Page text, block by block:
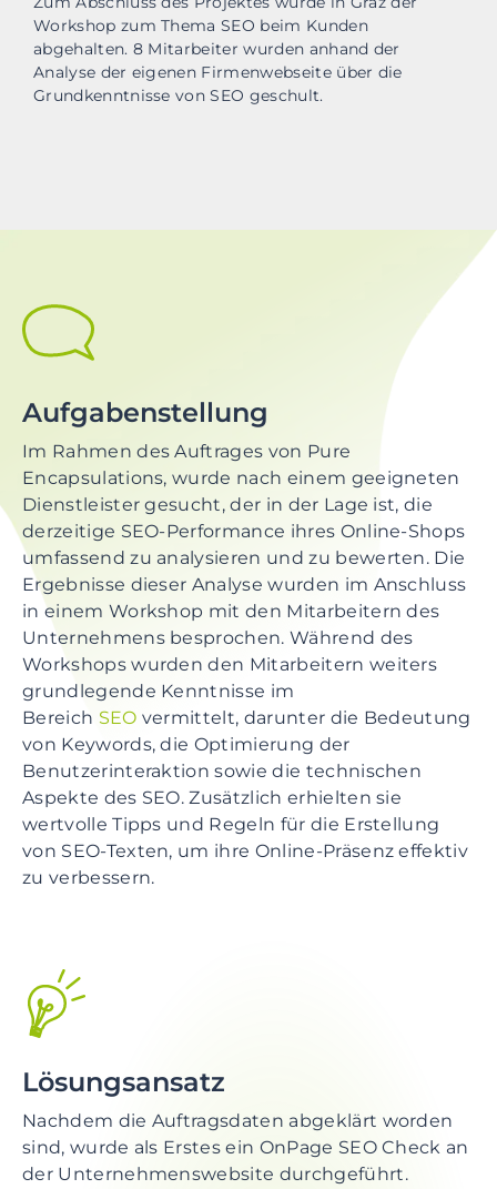
Workshop zum Thema SEO beim Kunden
abgehalten. 8 Mitarbeiter wurden anhand der
Analyse der eigenen Firmenwebseite über die
Grundkenntnisse von SEO geschult.
Aufgabenstellung
Im Rahmen des Auftrages von Pure
Encapsulations, wurde nach einem geeigneten
Dienstleister gesucht, der in der Lage ist, die
derzeitige SEO-Performance ihres Online-Shops
umfassend zu analysieren und zu bewerten. Die
Ergebnisse dieser Analyse wurden im Anschluss
in einem Workshop mit den Mitarbeitern des
Unternehmens besprochen. Während des
Workshops wurden den Mitarbeitern weiters
grundlegende Kenntnisse im
Bereich SEO vermittelt, darunter die Bedeutung
von Keywords, die Optimierung der
Benutzerinteraktion sowie die technischen
Aspekte des SEO. Zusätzlich erhielten sie
wertvolle Tipps und Regeln für die Erstellung
von SEO-Texten, um ihre Online-Präsenz effektiv
zu verbessern.
Lösungsansatz
Nachdem die Auftragsdaten abgeklärt worden
sind, wurde als Erstes ein OnPage SEO Check an
der Unternehmenswebsite durchgeführt.